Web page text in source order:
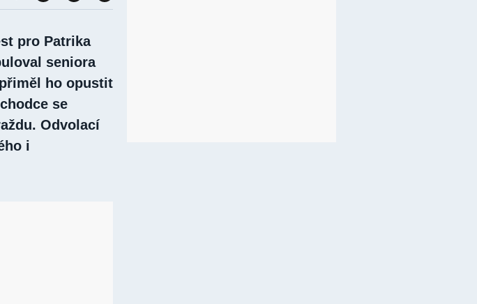
pro Patrika
seniora
ho opustit
se
Odvolací
i